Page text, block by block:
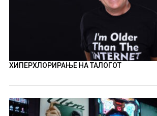
ХИПЕРХЛОРИРАЊЕ НА ТАЛОГОТ